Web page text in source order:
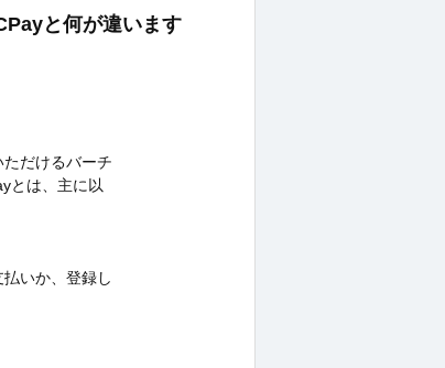
と何が違います
だけるバーチ
とは、主に以
いか、登録し